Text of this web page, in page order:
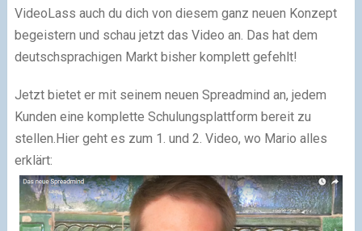
VideoLass auch du dich von diesem ganz neuen Konzept
begeistern und schau jetzt das Video an. Das hat dem
deutschsprachigen Markt bisher komplett gefehlt!
Jetzt bietet er mit seinem neuen Spreadmind an, jedem
Kunden eine komplette Schulungsplattform bereit zu
stellen. Hier geht es zum 1. und 2. Video, wo Mario alles
erklärt: